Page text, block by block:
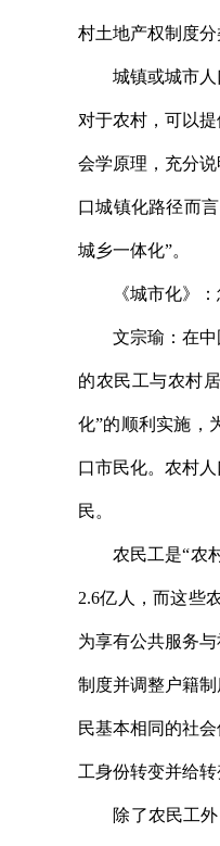
村土地产权制度
城镇或城市人口
对于农村，可以
会学原理，充分
口城镇化路径而
城乡一体化”。
《城市化》：您
文宗瑜：在中国
的农民工与农村
化”的顺利实施，
口市民化。农村
民。
农民工是“农村
2.6亿人，而这些
为享有公共服务
制度并调整户籍
民基本相同的社
工身份转变并给
除了农民工外，